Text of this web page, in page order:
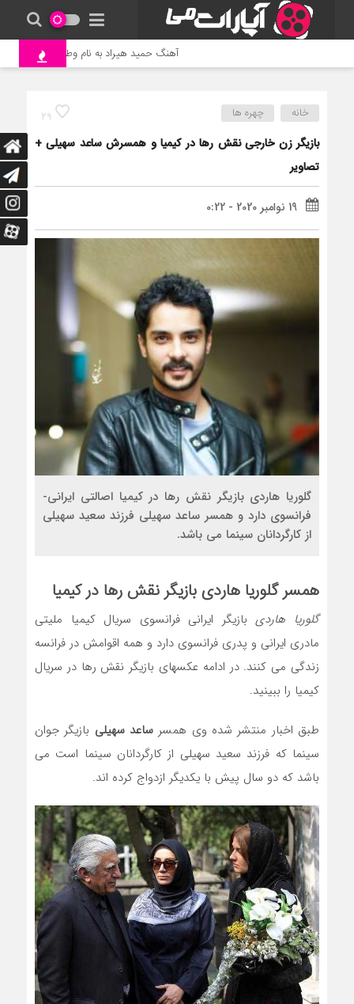
آهنگ حمید هیراد به نام وطن جنگ و
29 خانه چهره ها
بازیگر زن خارجی نقش رها در کیمیا و همسرش ساعد سهیلی +
تصاویر
19 نوامبر 2020 - 0:22
گلوریا هاردی بازیگر نقش رها در کیمیا اصالتی ایرانی-
فرانسوی دارد و همسر ساعد سهیلی فرزند سعید سهیلی
از کارگردانان سینما می باشد.
همسرگلوریا هاردیبازیگر نقش رها در کیمیا
گلوریا هاردیبازیگر ایرانی فرانسوی سریال کیمیا ملیتی
مادری ایرانی و پدری فرانسوی دارد و همه اقوامش در فرانسه
زندگی می کنند. در ادامه عکسهای بازیگر نقش رها در سریال
کیمیا را ببینید.
طبق اخبار منتشر شده وی همسر ساعد سهیلی بازیگر جوان
سینما که فرزند سعید سهیلی از کارگردانان سینما است می
باشد که دو سال پیش با یکدیگر ازدواج کرده اند.